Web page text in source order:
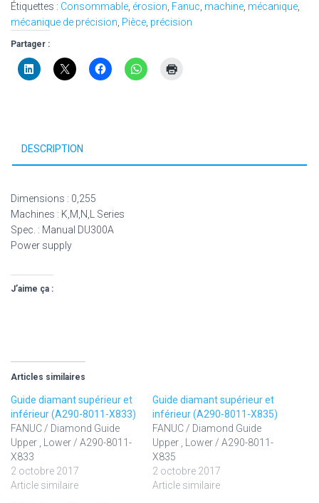
Étiquettes : Consommable érosion Fanuc machine mécanique
mécanique de précision Pièce précision
Partager :
DESCRIPTION
Dimensions : 0,255
Machines : K,M,N,L Series
Spec. : Manual DU300A
Power supply
J’aime ça :
Articles similaires
Guide diamant supérieur et
inférieur (A290-8011-X833)
FANUC / Diamond Guide
Upper , Lower / A290-8011-
X833
2 octobre 2017
Article similaire
Guide diamant supérieur et
inférieur (A290-8011-X835)
FANUC / Diamond Guide
Upper , Lower / A290-8011-
X835
2 octobre 2017
Article similaire